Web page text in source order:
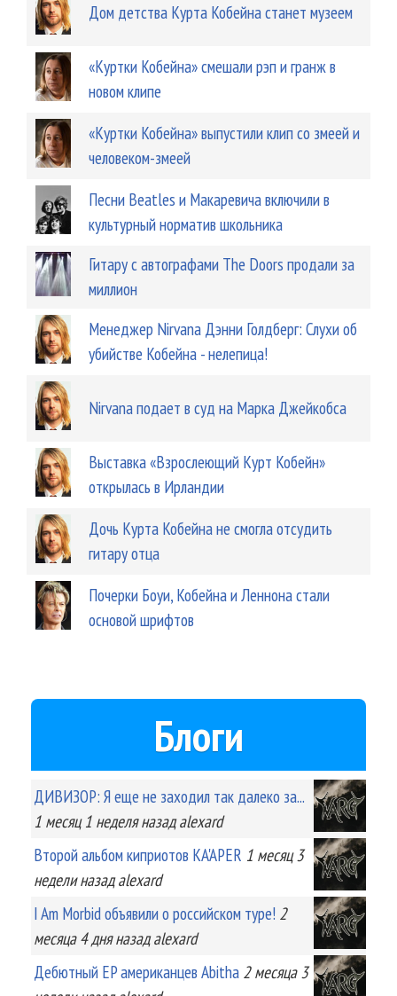
Дом детства Курта Кобейна станет музеем
«Куртки Кобейна» смешали рэп и гранж в
новом клипе
«Куртки Кобейна» выпустили клип со змеей и
человеком-змеей
Песни Beatles и Макаревича включили в
культурный норматив школьника
Гитару с автографами The Doors продали за
миллион
Менеджер Nirvana Дэнни Голдберг: Слухи об
убийстве Кобейна - нелепица!
Nirvana подает в суд на Марка Джейкобса
Выставка «Взрослеющий Курт Кобейн»
открылась в Ирландии
Дочь Курта Кобейна не смогла отсудить
гитару отца
Почерки Боуи, Кобейна и Леннона стали
основой шрифтов
Блоги
ДИВИЗОР: Я еще не заходил так далеко за...
1 месяц 1 неделяназад alexard
Второй альбом киприотов KA'APER 1 месяц 3
неделиназад alexard
I Am Morbid объявили о российском туре! 2
месяца 4 дняназад alexard
Дебютный EP американцев Abitha 2 месяца 3